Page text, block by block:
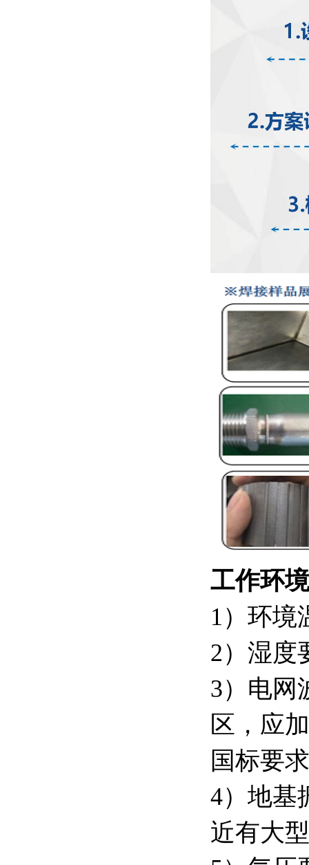
工作环
1）环
2）湿度
3）电网
区，应
国标要
4）地基
近有大